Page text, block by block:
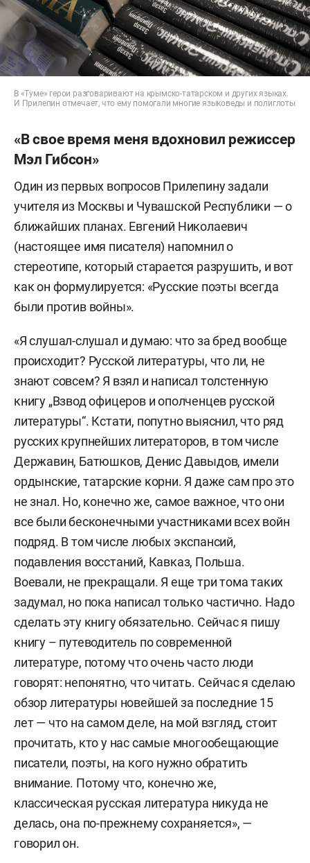
В «Туме» герои разговаривают на крымско-татарском и других языках.
И Прилепин отмечает, что ему помогали многие языковеды и полиглоты
«В свое время меня вдохновил режиссер
Мэл Гибсон»
Один из первых вопросов Прилепину задали
учителя из Москвы и Чувашской Республики — о
ближайших планах. Евгений Николаевич
(настоящее имя писателя) напомнил о
стереотипе, который старается разрушить, и вот
как он формулируется: «Русские поэты всегда
были против войны».
«Я слушал-слушал и думаю: что за бред вообще
происходит? Русской литературы, что ли, не
знают совсем? Я взял и написал толстенную
книгу „Взвод офицеров и ополченцев русской
литературы“. Кстати, попутно выяснил, что ряд
русских крупнейших литераторов, в том числе
Державин, Батюшков, Денис Давыдов, имели
ордынские, татарские корни. Я даже сам про это
не знал. Но, конечно же, самое важное, что они
все были бесконечными участниками всех войн
подряд. В том числе любых экспансий,
подавления восстаний, Кавказ, Польша.
Воевали, не прекращали. Я еще три тома таких
задумал, но пока написал только частично. Надо
сделать эту книгу обязательно. Сейчас я пишу
книгу – путеводитель по современной
литературе, потому что очень часто люди
говорят: непонятно, что читать. Сейчас я сделаю
обзор литературы новейшей за последние 15
лет — что на самом деле, на мой взгляд, стоит
прочитать, кто у нас самые многообещающие
писатели, поэты, на кого нужно обратить
внимание. Потому что, конечно же,
классическая русская литература никуда не
делась, она по-прежнему сохраняется», —
говорил он.